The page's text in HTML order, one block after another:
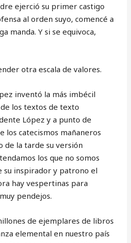
ejerció su primer castigo
al orden suyo, comencé a
manda. Y si se equivoca,
otra escala de valores.
inventó la más imbécil
los textos de texto
López y a punto de
los catecismos mañaneros
de la tarde su versión
los que no somos
su inspirador y patrono el
hay vespertinas para
pendejos.
de ejemplares de libros
elemental en nuestro país